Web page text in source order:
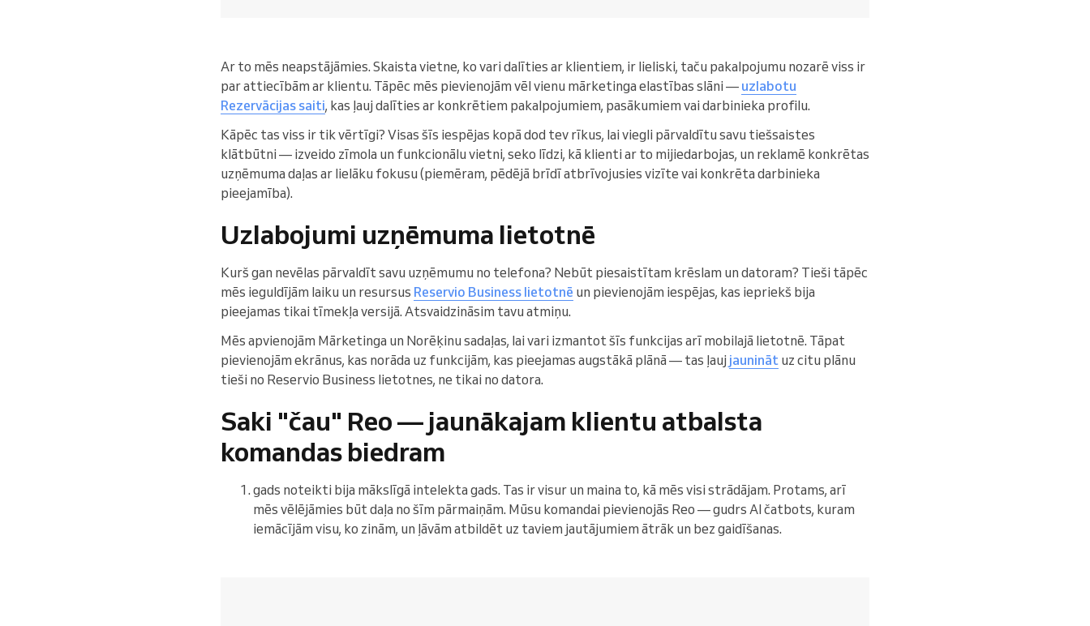
Ar to mēs neapstājāmies. Skaista vietne, ko vari dalīties ar klientiem, ir lieliski, taču pakalpojumu nozarē viss ir
par attiecībām ar klientu. Tāpēc mēs pievienojām vēl vienu mārketinga elastības slāni — uzlabotu
Rezervācijas saiti, kas ļauj dalīties ar konkrētiem pakalpojumiem, pasākumiem vai darbinieka profilu.
Kāpēc tas viss ir tik vērtīgi? Visas šīs iespējas kopā dod tev rīkus, lai viegli pārvaldītu savu tiešsaistes
klātbūtni — izveido zīmola un funkcionālu vietni, seko līdzi, kā klienti ar to mijiedarbojas, un reklamē konkrētas
uzņēmuma daļas ar lielāku fokusu (piemēram, pēdējā brīdī atbrīvojusies vizīte vai konkrēta darbinieka
pieejamība).
Uzlabojumi uzņēmuma lietotnē
Kurš gan nevēlas pārvaldīt savu uzņēmumu no telefona? Nebūt piesaistītam krēslam un datoram? Tieši tāpēc
mēs ieguldījām laiku un resursus Reservio Business lietotnē un pievienojām iespējas, kas iepriekš bija
pieejamas tikai tīmekļa versijā. Atsvaidzināsim tavu atmiņu.
Mēs apvienojām Mārketinga un Norēķinu sadaļas, lai vari izmantot šīs funkcijas arī mobilajā lietotnē. Tāpat
pievienojām ekrānus, kas norāda uz funkcijām, kas pieejamas augstākā plānā — tas ļauj jaunināt uz citu plānu
tieši no Reservio Business lietotnes, ne tikai no datora.
Saki "čau" Reo — jaunākajam klientu atbalsta
komandas biedram
gads noteikti bija mākslīgā intelekta gads. Tas ir visur un maina to, kā mēs visi strādājam. Protams, arī
mēs vēlējāmies būt daļa no šīm pārmaiņām. Mūsu komandai pievienojās Reo — gudrs AI čatbots, kuram
iemācījām visu, ko zinām, un ļāvām atbildēt uz taviem jautājumiem ātrāk un bez gaidīšanas.